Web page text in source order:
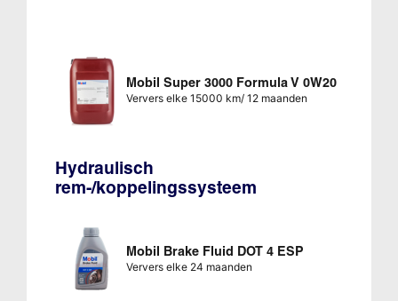
Mobil Super 3000 Formula V 0W20
Ververs elke 15000 km/ 12 maanden
Hydraulisch
rem-/koppelingssysteem
Mobil Brake Fluid DOT 4 ESP
Ververs elke 24 maanden